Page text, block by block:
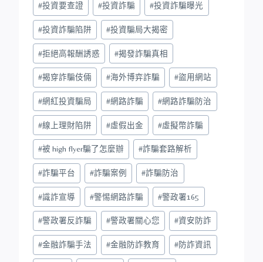
#投資要查證 #投資詐騙 #投資詐騙曝光
#投資詐騙陷阱 #投資騙局大揭密
#拒絕高報酬誘惑 #揭發詐騙真相
#揭穿詐騙伎倆 #海外博弈詐騙 #盜用網站
#網紅投資騙局 #網路詐騙 #網路詐騙防治
#線上理財陷阱 #虛假出金 #虛擬幣詐騙
#被 high flyer騙了怎麼辦 #詐騙套路解析
#詐騙平台 #詐騙案例 #詐騙防治
#識詐宣導 #警惕網路詐騙 #警政署165
#警政署反詐騙 #警政署關心您 #資安防詐
#金融詐騙手法 #金融防詐教育 #防詐資訊